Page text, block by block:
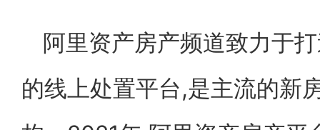
阿里资产房产频道致力于
的线上处置平台,是主流的新